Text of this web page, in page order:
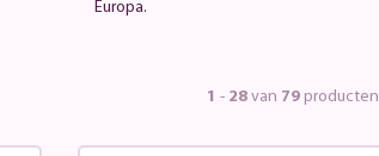
Europa.
1 - 28 van 79 producten